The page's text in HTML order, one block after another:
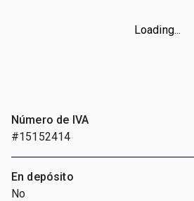
Loading...
Número de IVA
#15152414
En depósito
No